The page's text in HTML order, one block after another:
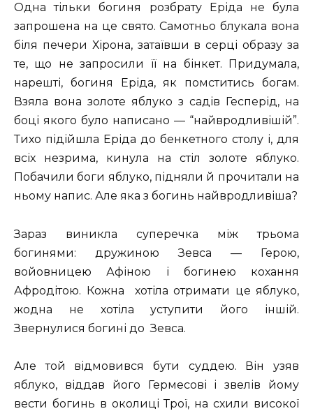
Одна тільки богиня розбрату Еріда не була
запрошена на це свято. Самотньо блукала вона
біля печери Хірона, затаївши в серці образу за
те, що не запросили її на бінкет. Придумала,
нарешті, богиня Еріда, як помститись богам.
Взяла вона золоте яблуко з садів Гесперід, на
боці якого було написано — “найвродливішій”.
Тихо підійшла Еріда до бенкетного столу і, для
всіх незрима, кинула на стіл золоте яблуко.
Побачили боги яблуко, підняли й прочитали на
ньому напис. Але яка з богинь найвродливіша?
Зараз виникла суперечка між трьома
богинями: дружиною Зевса — Герою,
войовницею Афіною і богинею кохання
Афродітою. Кожна хотіла отримати це яблуко,
жодна не хотіла уступити його іншій.
Звернулися богині до Зевса.
Але той відмовився бути суддею. Він узяв
яблуко, віддав його Гермесові і звелів йому
вести богинь в околиці Трої, на схили високої